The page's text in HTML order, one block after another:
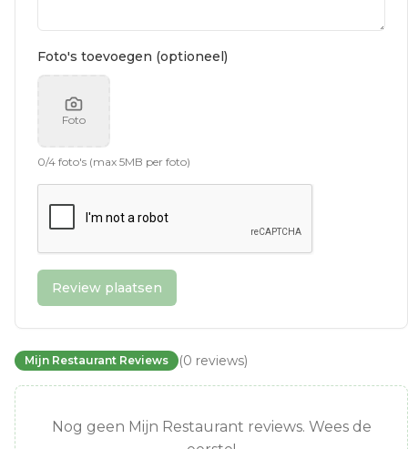
Foto's toevoegen (optioneel)
Foto
0/4 foto's (max 5MB per foto)
Review plaatsen
Mijn Restaurant Reviews (0 reviews)
Nog geen Mijn Restaurant reviews. Wees de